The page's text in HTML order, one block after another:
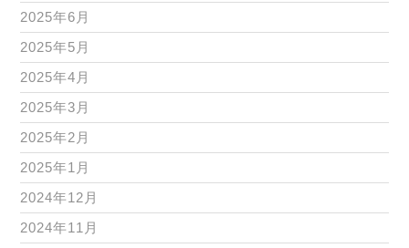
2025年6月
2025年5月
2025年4月
2025年3月
2025年2月
2025年1月
2024年12月
2024年11月